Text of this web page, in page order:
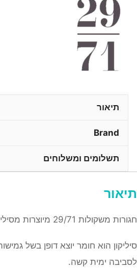
תיאור
Brand
תשלומים ומשלוחים
תיאור
חגורות משקולות 29/71 מיוצרות מסיליקון.
סיליקון הוא חומר יוצא דופן בשל
לסביבה ימית קשה.